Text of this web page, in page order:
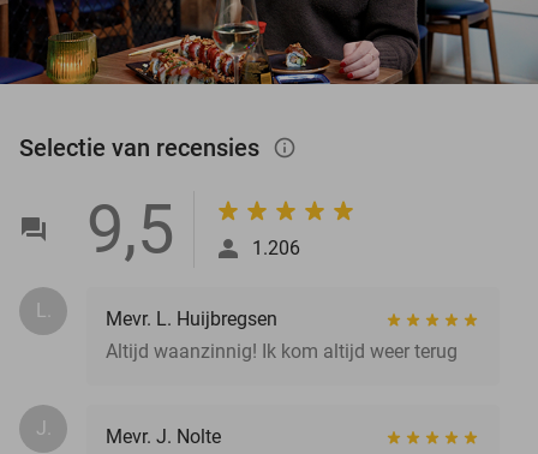
Selectie van recensies info_outlined
9,5 1.206
L.
Mevr. L. Huijbregsen
Altijd waanzinnig! Ik kom altijd weer terug
J.
Mevr. J. Nolte